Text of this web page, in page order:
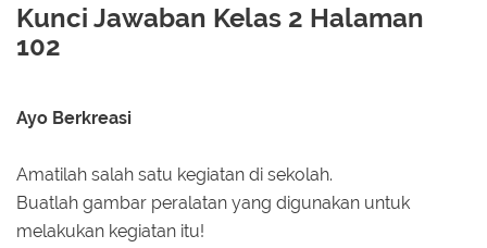
Kunci Jawaban Kelas 2 Halaman
102
Ayo Berkreasi
Amatilah salah satu kegiatan di sekolah.
Buatlah gambar peralatan yang digunakan untuk
melakukan kegiatan itu!